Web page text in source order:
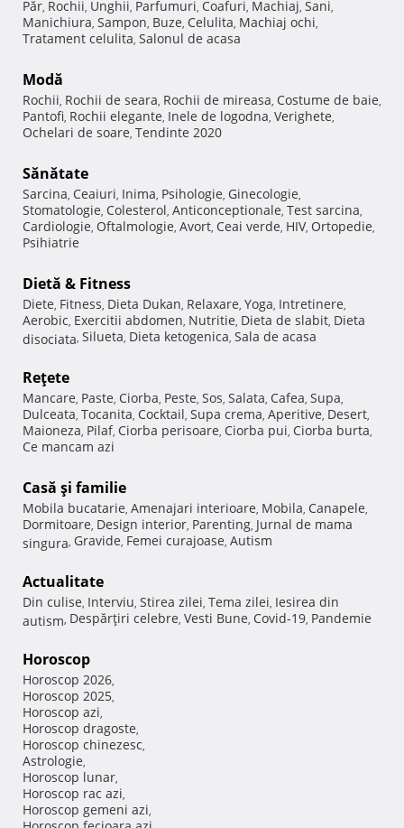
Păr, Rochii, Unghii, Parfumuri, Coafuri, Machiaj, Sani,
Manichiura, Sampon, Buze, Celulita, Machiaj ochi,
Tratament celulita, Salonul de acasa
Modă
Rochii, Rochii de seara, Rochii de mireasa, Costume de baie,
Pantofi, Rochii elegante, Inele de logodna, Verighete,
Ochelari de soare, Tendinte 2020
Sănătate
Sarcina, Ceaiuri, Inima, Psihologie, Ginecologie,
Stomatologie, Colesterol, Anticonceptionale, Test sarcina,
Cardiologie, Oftalmologie, Avort, Ceai verde, HIV, Ortopedie,
Psihiatrie
Dietă & Fitness
Diete, Fitness, Dieta Dukan, Relaxare, Yoga, Intretinere,
Aerobic, Exercitii abdomen, Nutritie, Dieta de slabit, Dieta
disociata, Silueta, Dieta ketogenica, Sala de acasa
Reţete
Mancare, Paste, Ciorba, Peste, Sos, Salata, Cafea, Supa,
Dulceata, Tocanita, Cocktail, Supa crema, Aperitive, Desert,
Maioneza, Pilaf, Ciorba perisoare, Ciorba pui, Ciorba burta,
Ce mancam azi
Casă şi familie
Mobila bucatarie, Amenajari interioare, Mobila, Canapele,
Dormitoare, Design interior, Parenting, Jurnal de mama
singura, Gravide, Femei curajoase, Autism
Actualitate
Din culise, Interviu, Stirea zilei, Tema zilei, Iesirea din
autism, Despărţiri celebre, Vesti Bune, Covid-19, Pandemie
Horoscop
Horoscop 2026,
Horoscop 2025,
Horoscop azi,
Horoscop dragoste,
Horoscop chinezesc,
Astrologie,
Horoscop lunar,
Horoscop rac azi,
Horoscop gemeni azi,